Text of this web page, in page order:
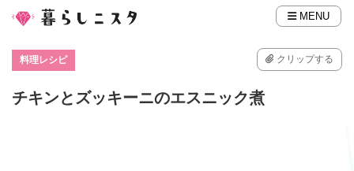
MENU
料理レシピ クリップする
チキンとズッキーニのエスニック煮